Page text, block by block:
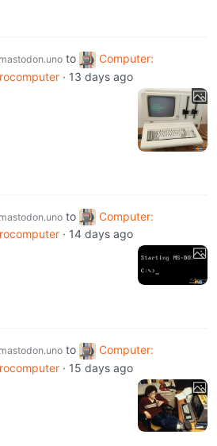
to
Computer:
· 13 days ago
to
Computer:
· 14 days ago
to
Computer:
· 15 days ago